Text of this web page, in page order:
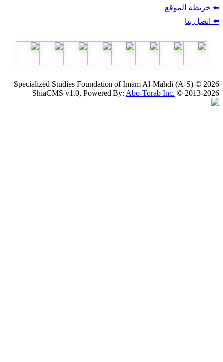
Specialized Studies Foundation of Imam Al-
ShiaCMS v1.0, Powered By:Abo-Torab Inc.